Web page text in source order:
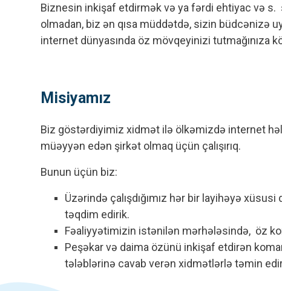
Biznesin inkişaf etdirmək və ya fərdi ehtiyac və s.
olmadan, biz ən qısa müddətdə, sizin büdcənizə
internet dünyasında öz mövqeyinizi tutmağınıza
Misiyamız
Biz göstərdiyimiz xidmət ilə ölkəmizdə internet
müəyyən edən şirkət olmaq üçün çalışırıq.
Bunun üçün biz:
Üzərində çalışdığımız hər bir layihəyə
təqdim edirik.
Fəaliyyətimizin istənilən mərhələsində, öz
Peşəkar və daima özünü inkişaf etdirən
tələblərinə cavab verən xidmətlərlə təmin